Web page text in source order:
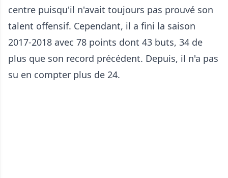
centre puisqu'il n'avait toujours pas prouvé son
talent offensif. Cependant, il a fini la saison
2017-2018 avec 78 points dont 43 buts, 34 de
plus que son record précédent. Depuis, il n'a pas
su en compter plus de 24.